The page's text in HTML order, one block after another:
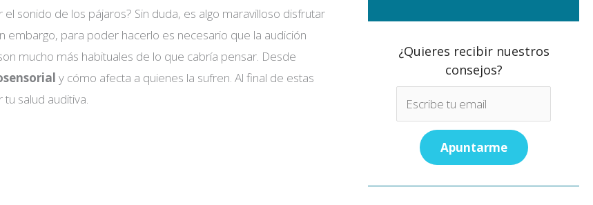
sonido de los pájaros? Sin duda, es algo maravilloso disfrutar
embargo, para poder hacerlo es necesario que la audición
mucho más habituales de lo que cabría pensar. Desde
y cómo afecta a quienes la sufren. Al final de estas
salud auditiva.
¿Quieres recibir nuestros
consejos?